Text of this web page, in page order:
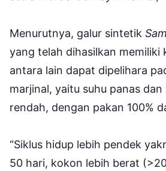
Menurutnya, galur sintetik
yang telah dihasilkan memiliki
antara lain dapat dipelihara
marjinal, yaitu suhu panas dan
rendah, dengan pakan 100%
“Siklus hidup lebih pendek
50 hari, kokon lebih berat